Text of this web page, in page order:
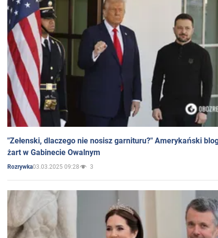
"Zełenski, dlaczego nie nosisz garnituru?" Amerykański
żart w Gabinecie Owalnym
Rozrywka03.03.2025 09:28 3